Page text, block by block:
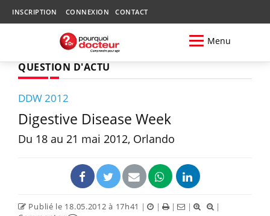
INSCRIPTION CONNEXION CONTACT
Menu
QUESTION D'ACTU
DDW 2012
Digestive Disease Week
Du 18 au 21 mai 2012, Orlando
Publié le 18.05.2012 à 17h41 | | | |
|